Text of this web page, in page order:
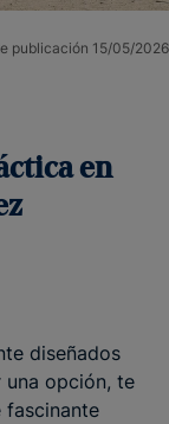
publicación 15/05/2026
en
diseñados
opción, te
fascinante